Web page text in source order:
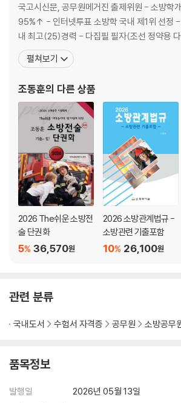
국고시신문, 공무원메거진 출제위원 - 소방학
95%↑ - 인터넷투표 소방학 국내 제1위 선정 -
내 최고(25)경력 - 다집필 필자(조선 정약용
거진, 연합신문 등 출제위원 - 전 부산경상대학
전 EBS 소방학개론 / 소방법규강좌 필자 카페 사이트 (오답, 오타, 질
펼쳐보기
조동훈의 다른 상품
2026 The쉬운 소방전
술 단권화
36,570원
5%
2026 소방관계법규 -
소방관련 기출포함
26,100원
10%
관련 분류
국내도서 수험서 자격증 공무원 소방공무
품목정보
발행일
2026년 05월 13일